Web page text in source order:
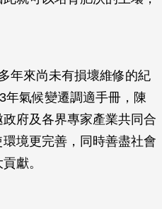
年來尚未有損壞維修的紀
年氣候變遷調適手冊，陳
府及各界專家產業共同合
境更完善，同時善盡社會
獻。